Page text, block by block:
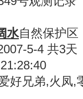
水自然保护
5-4 共3天
好兄弟,火凤,